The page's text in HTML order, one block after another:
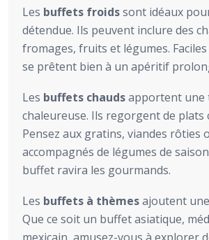
Les buffets froidssont idéaux
détendue. Ils peuvent inclure des
fromages, fruits et légumes.
se prêtent bien à un apéritif
Les buffets chaudsapportent une
chaleureuse. Ils regorgent de plats
Pensez aux gratins, viandes rôties
accompagnés de légumes de
buffet ravira les gourmands.
Les buffets à thèmesajoutent
Que ce soit un buffet asiatique,